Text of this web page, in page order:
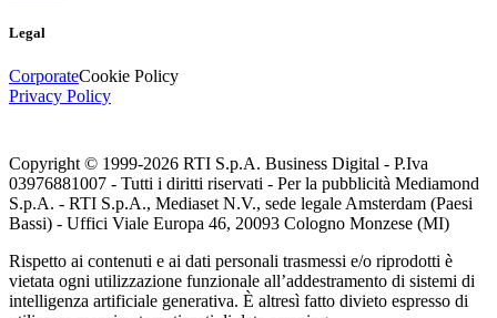
Legal
CorporateCookie Policy
Privacy Policy
Copyright © 1999-2026 RTI S.p.A. Business Digital - P.Iva
03976881007 - Tutti i diritti riservati - Per la pubblicità Mediamond
S.p.A. - RTI S.p.A., Mediaset N.V., sede legale Amsterdam (Paesi
Bassi) - Uffici Viale Europa 46, 20093 Cologno Monzese (MI)
Rispetto ai contenuti e ai dati personali trasmessi e/o riprodotti è
vietata ogni utilizzazione funzionale all’addestramento di sistemi di
intelligenza artificiale generativa. È altresì fatto divieto espresso di